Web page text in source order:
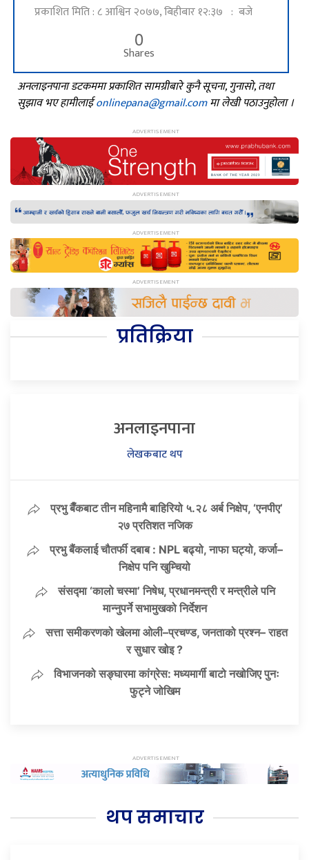
प्रकाशित मिति : ८ आश्विन २०७७, बिहीबार १२:३७ : बजे
0
Shares
अनलाइनपाना डटकममा प्रकाशित सामग्रीबारे कुनै सूचना, गुनासो, तथा
सुझाव भए हामीलाईonlinepana@gmail.comमा लेखी पठाउनुहोला ।
प्रतिक्रिया
अनलाइनपाना
लेखकबाट थप
प्रभु बैँकबाट तीन महिनामै बाहिरियो ५.२८ अर्ब निक्षेप, ‘एनपीए’
२७ प्रतिशत नजिक
प्रभु बैंकलाई चौतर्फी दबाब : NPL बढ्यो, नाफा घट्यो, कर्जा–
निक्षेप पनि खुम्चियो
संसद्मा ‘कालो चस्मा’ निषेध, प्रधानमन्त्री र मन्त्रीले पनि
मान्नुपर्ने सभामुखको निर्देशन
सत्ता समीकरणको खेलमा ओली–प्रचण्ड, जनताको प्रश्न– राहत
र सुधार खोइ ?
विभाजनको सङ्घारमा कांग्रेस: मध्यमार्गी बाटो नखोजिए पुनः
फुट्ने जोखिम
थप समाचार